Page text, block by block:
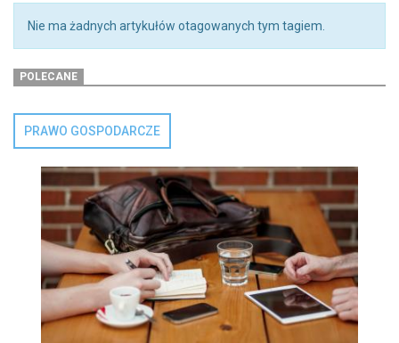
Nie ma żadnych artykułów otagowanych tym tagiem.
POLECANE
PRAWO GOSPODARCZE